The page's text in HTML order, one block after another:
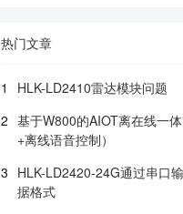
热门文章
1
HLK-LD2410雷达模块问题
2 基于W800的AIOT离在线一
+离线语音控制）
3 HLK-LD2420-24G通过串口
据格式